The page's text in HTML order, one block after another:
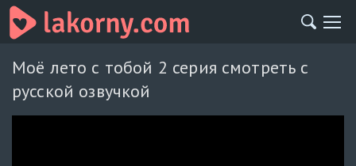
Моё лето с тобой 2 серия смотреть с
русской озвучкой